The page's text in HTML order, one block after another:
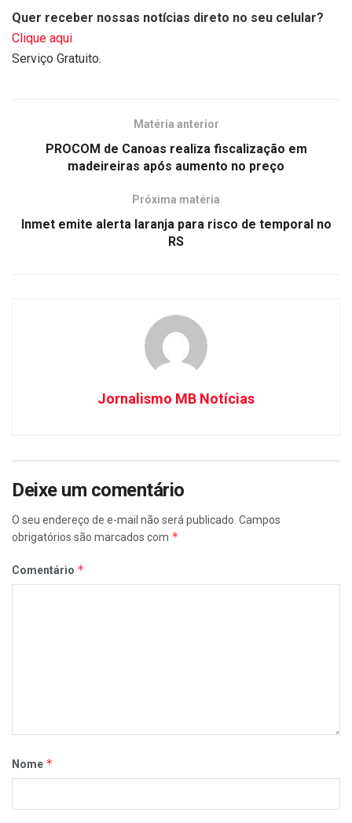
Quer receber nossas notícias direto no seu celular?
Clique aqui
Serviço Gratuito.
Matéria anterior
PROCOM de Canoas realiza fiscalização em
madeireiras após aumento no preço
Próxima matéria
Inmet emite alerta laranja para risco de temporal no
RS
Jornalismo MB Notícias
Deixe um comentário
O seu endereço de e-mail não será publicado. Campos
obrigatórios são marcados com *
Comentário *
Nome *